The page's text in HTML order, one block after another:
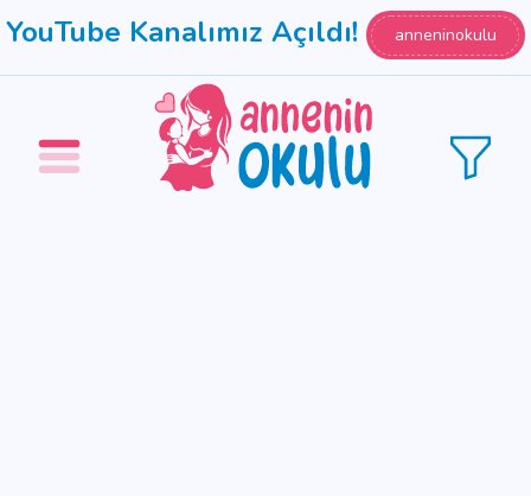
YouTube Kanalımız Açıldı! anneninokulu